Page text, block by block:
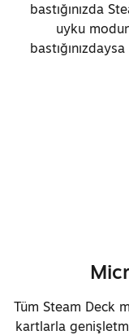
bastığınızda
uyku
Tüm Steam Deck
kartlarla